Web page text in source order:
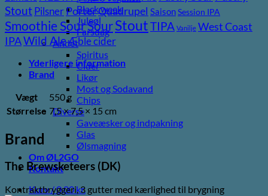
Black week
Juleøl
Farsdag
Andet
Spiritus
Cider
Likør
Most og Sodavand
Chips
Diverse
Gaveæsker og indpakning
Glas
Ølsmagning
Om ØL2GO
Kontakt
Kurv /0,00kr.
Stout Pilsner PorterQuadrupel SaisonSession IPA
Smoothie SourSourStoutTIPA Vanilje West Coast
IPAWild AleÆble cider
Yderligere information
Brand
Vægt
550 g
Størrelse 7,5 × 7,5 × 15 cm
Brand
The Brewsketeers (DK)
Kontraktbryggeri, 3 gutter med kærlighed til brygning